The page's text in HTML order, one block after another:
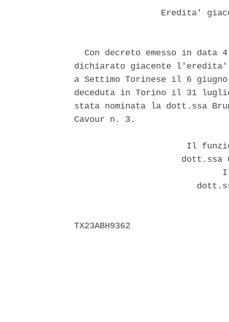
Eredita'
Con decreto emesso in data
dichiarato giacente l'eredita'
a Settimo Torinese il 6
deceduta in Torino il 31
stata nominata la dott.ssa
Cavour n. 3.
Il